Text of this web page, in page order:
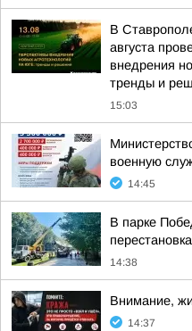
В
августа
внедрения
тренды и
15:03
военную
14:45
В парке
перестановка
14:38
Внимание,
14:37